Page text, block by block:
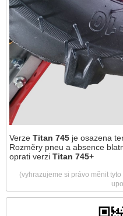
Verze Titan 745 je osazena
Rozměry pneu a absence
oprati verzi Titan 745+
(vyhrazujeme si právo měnit